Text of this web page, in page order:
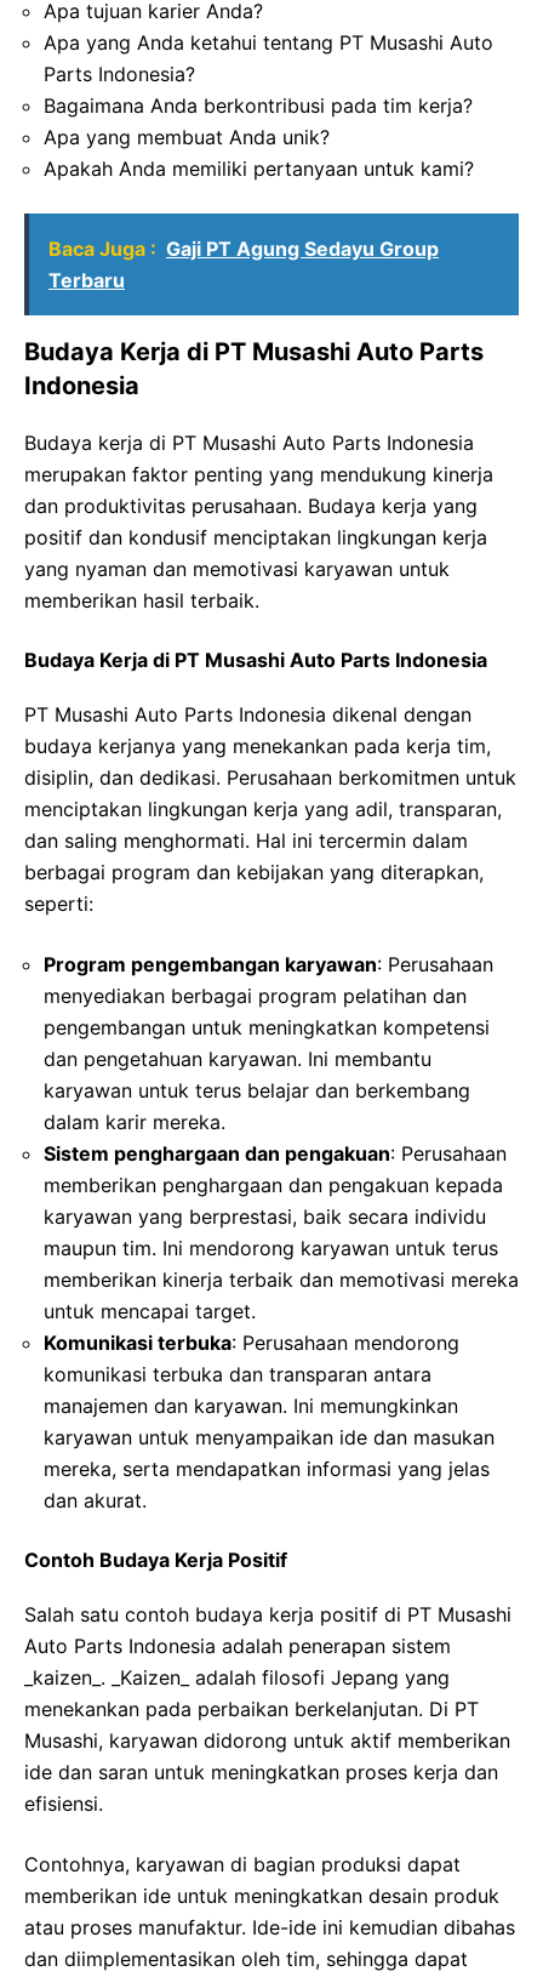
Apa tujuan karier Anda?
Apa yang Anda ketahui tentang PT Musashi Auto
Parts Indonesia?
Bagaimana Anda berkontribusi pada tim kerja?
Apa yang membuat Anda unik?
Apakah Anda memiliki pertanyaan untuk kami?
Baca Juga : Gaji PT Agung Sedayu Group
Terbaru
Budaya Kerja di PT Musashi Auto Parts
Indonesia
Budaya kerja di PT Musashi Auto Parts Indonesia
merupakan faktor penting yang mendukung kinerja
dan produktivitas perusahaan. Budaya kerja yang
positif dan kondusif menciptakan lingkungan kerja
yang nyaman dan memotivasi karyawan untuk
memberikan hasil terbaik.
Budaya Kerja di PT Musashi Auto Parts Indonesia
PT Musashi Auto Parts Indonesia dikenal dengan
budaya kerjanya yang menekankan pada kerja tim,
disiplin, dan dedikasi. Perusahaan berkomitmen untuk
menciptakan lingkungan kerja yang adil, transparan,
dan saling menghormati. Hal ini tercermin dalam
berbagai program dan kebijakan yang diterapkan,
seperti:
Program pengembangan karyawan: Perusahaan
menyediakan berbagai program pelatihan dan
pengembangan untuk meningkatkan kompetensi
dan pengetahuan karyawan. Ini membantu
karyawan untuk terus belajar dan berkembang
dalam karir mereka.
Sistem penghargaan dan pengakuan: Perusahaan
memberikan penghargaan dan pengakuan kepada
karyawan yang berprestasi, baik secara individu
maupun tim. Ini mendorong karyawan untuk terus
memberikan kinerja terbaik dan memotivasi mereka
untuk mencapai target.
Komunikasi terbuka: Perusahaan mendorong
komunikasi terbuka dan transparan antara
manajemen dan karyawan. Ini memungkinkan
karyawan untuk menyampaikan ide dan masukan
mereka, serta mendapatkan informasi yang jelas
dan akurat.
Contoh Budaya Kerja Positif
Salah satu contoh budaya kerja positif di PT Musashi
Auto Parts Indonesia adalah penerapan sistem
_kaizen_. _Kaizen_ adalah filosofi Jepang yang
menekankan pada perbaikan berkelanjutan. Di PT
Musashi, karyawan didorong untuk aktif memberikan
ide dan saran untuk meningkatkan proses kerja dan
efisiensi.
Contohnya, karyawan di bagian produksi dapat
memberikan ide untuk meningkatkan desain produk
atau proses manufaktur. Ide-ide ini kemudian dibahas
dan diimplementasikan oleh tim, sehingga dapat